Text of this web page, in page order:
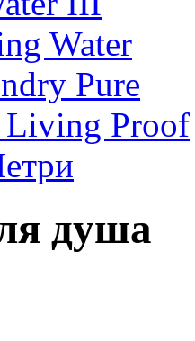
Water
Pure
Living Proof
душа